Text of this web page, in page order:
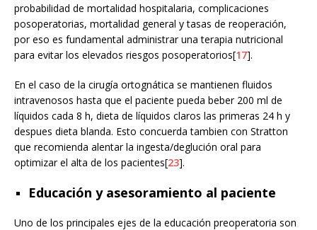
probabilidad de mortalidad hospitalaria, complicaciones
posoperatorias, mortalidad general y tasas de reoperación,
por eso es fundamental administrar una terapia nutricional
para evitar los elevados riesgos posoperatorios[17].
En el caso de la cirugía ortognática se mantienen fluidos
intravenosos hasta que el paciente pueda beber 200 ml de
líquidos cada 8 h, dieta de líquidos claros las primeras 24 h y
despues dieta blanda. Esto concuerda tambien con Stratton
que recomienda alentar la ingesta/deglución oral para
optimizar el alta de los pacientes[23].
Educación y asesoramiento al paciente
Uno de los principales ejes de la educación preoperatoria son